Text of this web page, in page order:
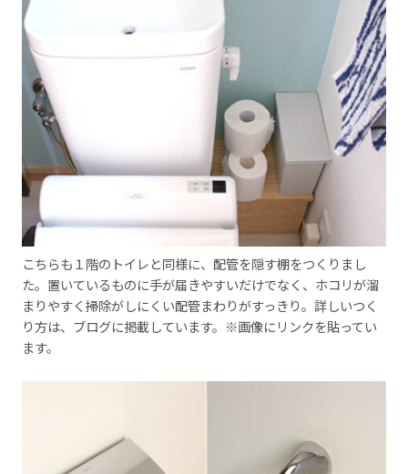
こちらも１階のトイレと同様に、配管を隠す棚をつくりまし
た。置いているものに手が届きやすいだけでなく、ホコリが溜
まりやすく掃除がしにくい配管まわりがすっきり。詳しいつく
り方は、ブログに掲載しています。※画像にリンクを貼ってい
ます。